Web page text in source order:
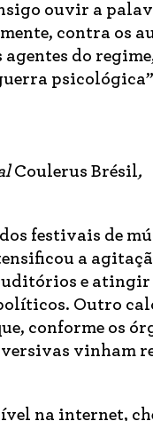
ouvir a
contra os
do
Coulerus Brésil,
festivais de
a
e
Outro
conforme os
vinham
na internet,